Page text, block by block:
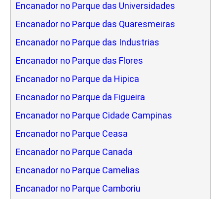
Encanador no Parque das Universidades
Encanador no Parque das Quaresmeiras
Encanador no Parque das Industrias
Encanador no Parque das Flores
Encanador no Parque da Hipica
Encanador no Parque da Figueira
Encanador no Parque Cidade Campinas
Encanador no Parque Ceasa
Encanador no Parque Canada
Encanador no Parque Camelias
Encanador no Parque Camboriu